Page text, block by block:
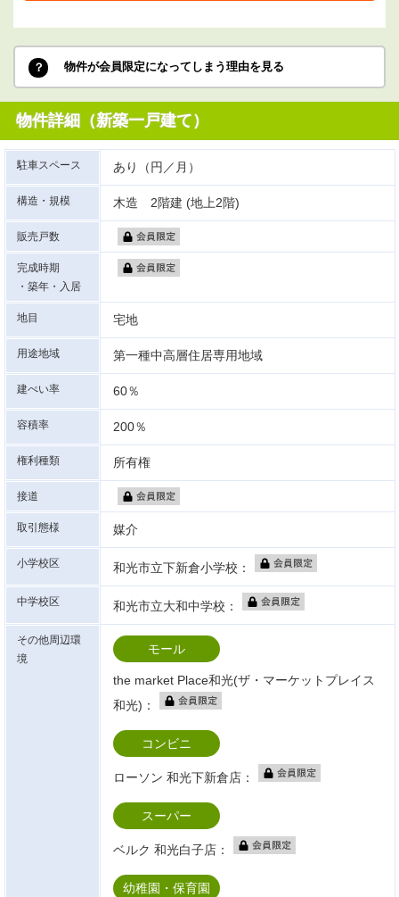
物件が会員限定になってしまう理由を見る
物件詳細（新築一戸建て）
駐車スペース あり（円／月）
構造・規模 木造 2階建 (地上2階)
販売戸数
完成時期
・築年・入居
地目 宅地
用途地域 第一種中高層住居専用地域
建ぺい率 60％
容積率 200％
権利種類 所有権
接道
取引態様 媒介
小学校区 和光市立下新倉小学校：
中学校区 和光市立大和中学校：
その他周辺環
境
モール
the market Place和光(ザ・マーケットプレイス
和光)：
コンビニ
ローソン 和光下新倉店：
スーパー
ベルク 和光白子店：
幼稚園・保育園